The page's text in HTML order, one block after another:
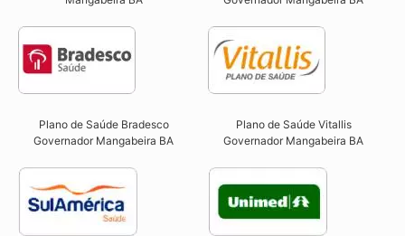
Plano de Saúde Bradesco
Governador Mangabeira BA
Plano de Saúde Vitallis
Governador Mangabeira BA